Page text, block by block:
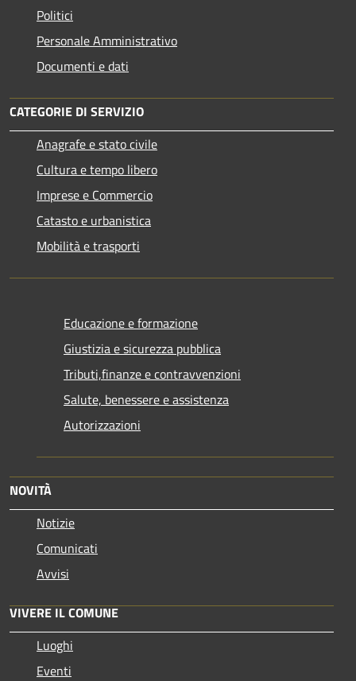
Politici
Personale Amministrativo
Documenti e dati
CATEGORIE DI SERVIZIO
Anagrafe e stato civile
Cultura e tempo libero
Imprese e Commercio
Catasto e urbanistica
Mobilità e trasporti
Educazione e formazione
Giustizia e sicurezza pubblica
Tributi,finanze e contravvenzioni
Salute, benessere e assistenza
Autorizzazioni
NOVITÀ
Notizie
Comunicati
Avvisi
VIVERE IL COMUNE
Luoghi
Eventi